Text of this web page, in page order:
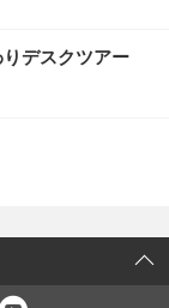
デスクツアー